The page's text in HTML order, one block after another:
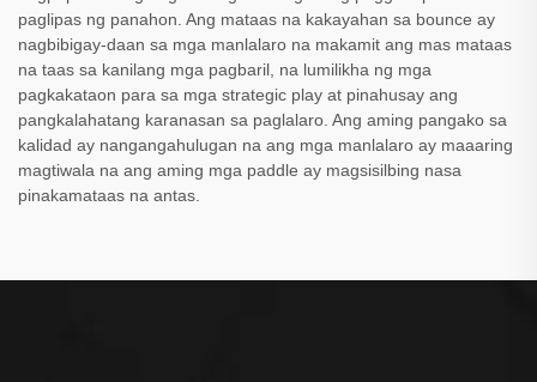
paglipas ng panahon. Ang mataas na kakayahan sa bounce ay
nagbibigay-daan sa mga manlalaro na makamit ang mas mataas
na taas sa kanilang mga pagbaril, na lumilikha ng mga
pagkakataon para sa mga strategic play at pinahusay ang
pangkalahatang karanasan sa paglalaro. Ang aming pangako sa
kalidad ay nangangahulugan na ang mga manlalaro ay maaaring
magtiwala na ang aming mga paddle ay magsisilbing nasa
pinakamataas na antas.